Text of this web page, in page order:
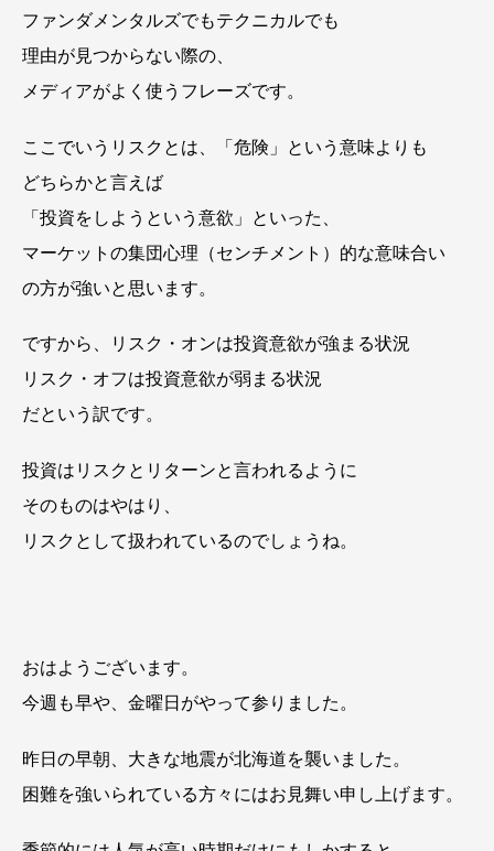
ファンダメンタルズでもテクニカルでも
理由が見つからない際の、
メディアがよく使うフレーズです。
ここでいうリスクとは、「危険」という意味よりも
どちらかと言えば
「投資をしようという意欲」といった、
マーケットの集団心理（センチメント）的な意味合い
の方が強いと思います。
ですから、リスク・オンは投資意欲が強まる状況
リスク・オフは投資意欲が弱まる状況
だという訳です。
投資はリスクとリターンと言われるように
そのものはやはり、
リスクとして扱われているのでしょうね。
おはようございます。
今週も早や、金曜日がやって参りました。
昨日の早朝、大きな地震が北海道を襲いました。
困難を強いられている方々にはお見舞い申し上げます。